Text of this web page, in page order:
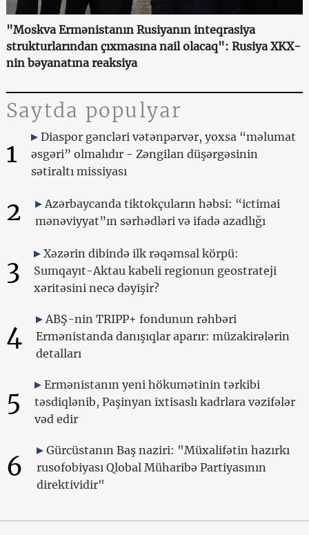
"Moskva Ermənistanın Rusiyanın inteqrasiya
strukturlarından çıxmasına nail olacaq": Rusiya XKX-
nin bəyanatına reaksiya
Saytda populyar
1
Diaspor gəncləri vətənpərvər, yoxsa “məlumat
əsgəri” olmalıdır - Zəngilan düşərgəsinin
sətiraltı missiyası
2
Azərbaycanda tiktokçuların həbsi: “ictimai
mənəviyyat”ın sərhədləri və ifadə azadlığı
3
Xəzərin dibində ilk rəqəmsal körpü:
Sumqayıt-Aktau kabeli regionun geostrateji
xəritəsini necə dəyişir?
4
ABŞ-nin TRIPP+ fondunun rəhbəri
Ermənistanda danışıqlar aparır: müzakirələrin
detalları
5
Ermənistanın yeni hökumətinin tərkibi
təsdiqlənib, Paşinyan ixtisaslı kadrlara vəzifələr
vəd edir
6
Gürcüstanın Baş naziri: "Müxalifətin hazırkı
rusofobiyası Qlobal Müharibə Partiyasının
direktividir"